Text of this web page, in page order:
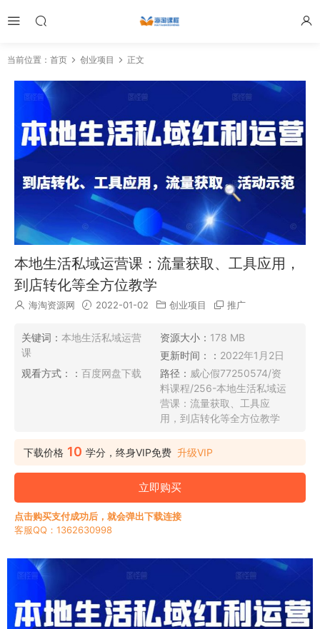
当前位置： 首页 创业项目 正文
本地生活私域运营课：流量获取、工具应用，
到店转化等全方位教学
海淘资源网 2022-01-02 创业项目 推广
关键词： 本地生活私域运营
课
资源大小： 178 MB
更新时间：： 2022年1月2日
观看方式：： 百度网盘下载 路径： 威心假77250574/资
料课程/256-本地生活私域运
营课：流量获取、工具应
用，到店转化等全方位教学
下载价格 10 学分，终身VIP免费 升级VIP
立即购买
点击购买支付成功后，就会弹出下载连接
客服QQ：1362630998